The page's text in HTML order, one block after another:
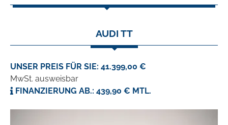
AUDI TT
UNSER PREIS FÜR SIE: 41.399,00 €
MwSt. ausweisbar
FINANZIERUNG AB.: 439,90 € MTL.